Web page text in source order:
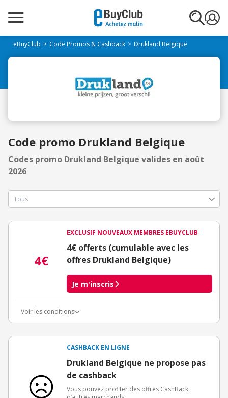
eBuyClub Code Promos & Cashback Drukland Belgique
Code promo Drukland Belgique
Codes promo Drukland Belgique valides en août
2026
4€
EXCLUSIF NOUVEAUX MEMBRES EBUYCLUB
4€ offerts (cumulable avec les
offres Drukland Belgique)
Je m'inscris
Voir les conditions
3€ de bienvenue crédités immédiatement + 1€ supplémentaire
Offre réservée à une toute première inscription chez eBuyClub.
CASHBACK EN LIGNE
Drukland Belgique ne propose pas
de cashback
Vous pouvez profiter des offres CashBack